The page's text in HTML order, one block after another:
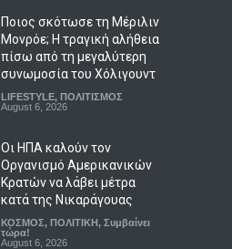
Ποιος σκότωσε τη Μέριλιν
Μονρόε; Η τραγική αλήθεια
πίσω από τη μεγαλύτερη
συνωμοσία του Χόλιγουντ
LIFESTYLE, ΠΟΛΙΤΙΣΜΟΣ
August 6, 2026
Οι ΗΠΑ καλούν τον
Οργανισμό Αμερικανικών
Κρατών να λάβει μέτρα
κατά της Νικαράγουας
ΚΟΣΜΟΣ, ΠΟΛΙΤΙΚΗ, Συμβαίνει
τώρα!
August 6, 2026